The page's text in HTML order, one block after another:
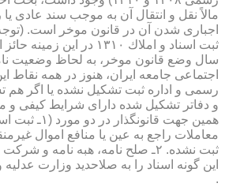
مالاً نقل و انتقال آن به موجب سند عادی
ثبت اسناد و املاك ۱۳۱۰ در
سال وضع قانون موخر، به لحاظ وضعیت
اجتماعی جامعه ایران، هنوز در همه نقاط
رسمی و اداره ثبت تشكیل نشده یا اگر هم
و دفاتر تشكیل شده دارای شرایط كیفی و
همین جهت
معاملات راجع به عین یا منافع اموال
ثبت نشده. ۲ـ صلح نامه، هبه نامه و
این گونه اسناد را به صلاحدید وزارت
.